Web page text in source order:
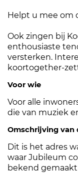
Helpt u mee om
Ook zingen bij
enthousiaste
versterken.
koortogether-
Voor wie
Voor alle
die van muziek
Omschrijving van
Dit is het adres
waar Jubileum
bekend gemaakt